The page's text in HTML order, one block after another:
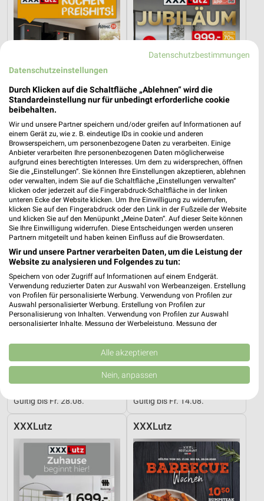
54,9 km
Küchen Preishits!
Gültig bis Fr. 21.08.
54,9 km
Angebote ab 08.08.
Gültig bis Fr. 14.08.
XXXLutz
54,9 km
Gültig bis Fr. 28.08.
XXXLutz
Gültig bis Fr. 14.08.
XXXLutz XXXLutz
Datenschutzbestimmungen
Datenschutzeinstellungen
Durch Klicken auf die Schaltfläche „Ablehnen“ wird die
Standardeinstellung nur für unbedingt erforderliche cookie
beibehalten.
Wir und unsere Partner speichern und/oder greifen auf Informationen auf
einem Gerät zu, wie z. B. eindeutige IDs in cookie und anderen
Browserspeichern, um personenbezogene Daten zu verarbeiten. Einige
Anbieter verarbeiten Ihre personenbezogenen Daten möglicherweise
aufgrund eines berechtigten Interesses. Um dem zu widersprechen, öffnen
Sie die „Einstellungen“. Sie können Ihre Einstellungen akzeptieren, ablehnen
oder verwalten, indem Sie auf die Schaltfläche „Einstellungen verwalten“
klicken oder jederzeit auf die Fingerabdruck-Schaltfläche in der linken
unteren Ecke der Website klicken. Um Ihre Einwilligung zu widerrufen,
klicken Sie auf den Fingerabdruck oder den Link in der Fußzeile der Website
und klicken Sie auf den Menüpunkt „Meine Daten“. Auf dieser Seite können
Sie Ihre Einwilligung widerrufen. Diese Entscheidungen werden unseren
Partnern mitgeteilt und haben keinen Einfluss auf die Browserdaten.
Wir und unsere Partner verarbeiten Daten, um die Leistung der
Website zu analysieren und Folgendes zu tun:
Speichern von oder Zugriff auf Informationen auf einem Endgerät.
Verwendung reduzierter Daten zur Auswahl von Werbeanzeigen. Erstellung
von Profilen für personalisierte Werbung. Verwendung von Profilen zur
Auswahl personalisierter Werbung. Erstellung von Profilen zur
Personalisierung von Inhalten. Verwendung von Profilen zur Auswahl
personalisierter Inhalte. Messung der Werbeleistung. Messung der
Kombinationen von Daten aus verschiedenen Quellen. Entwicklung und
Verbesserung der Angebote. Verwendung reduzierter Daten zur Auswahl
von Inhalten.
Daten können außerhalb der Europäischen Union weitergegeben und in die
Website/App.
IAB-Verarbeitungszwecke:
Speichern von oder Zugriff auf Informationen
auf einem Endgerät
Alle akzeptieren
Nein, anpassen